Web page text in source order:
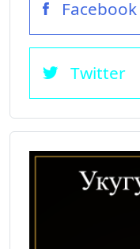
Facebook
Twitter